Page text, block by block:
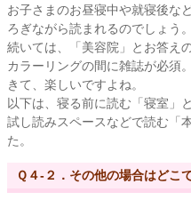
お子さまのお昼寝中や就寝後な
ろぎながら読まれるのでしょう。
続いては、「美容院」とお答え
カラーリングの間に雑誌が必須
きて、楽しいですよね。
以下は、寝る前に読む「寝室」
試し読みスペースなどで読む「
た。
Ｑ４-２．その他の場合はどこ